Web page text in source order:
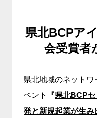
県北BCPア
会受賞者
県北地域のネットワ
ベント
『県北BCP
発と新規起業が生み